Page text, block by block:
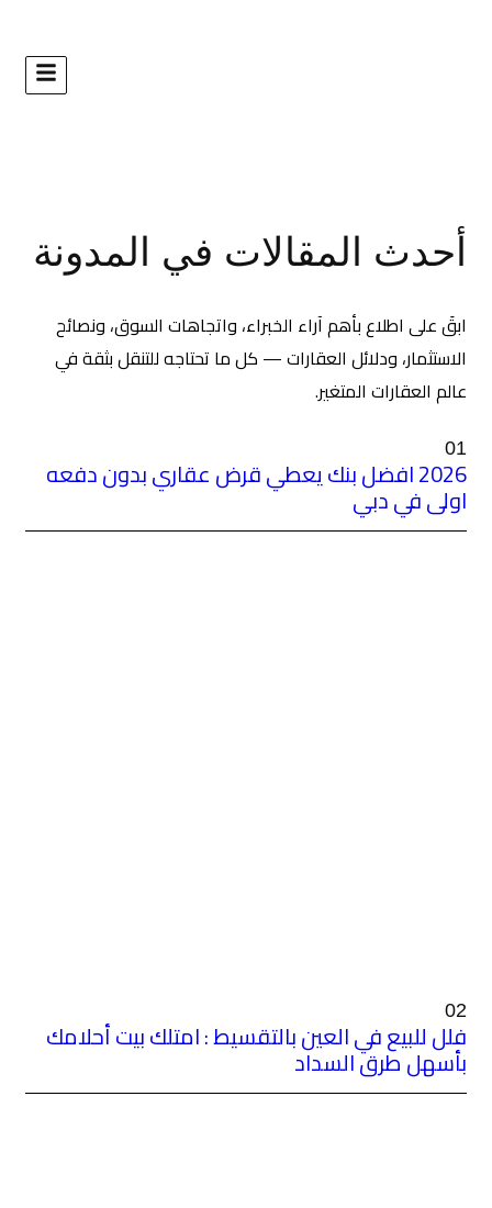
في المدونة
واتجاهات السوق، ونصائح
كل ما تحتاجه للتنقل بثقة في
قرض عقاري بدون دفعه
: امتلك بيت أحلامك